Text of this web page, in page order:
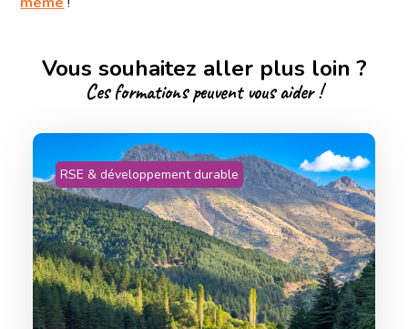
Vous souhaitez aller plus loin ?
Ces formations peuvent vous aider !
RSE & développement durable